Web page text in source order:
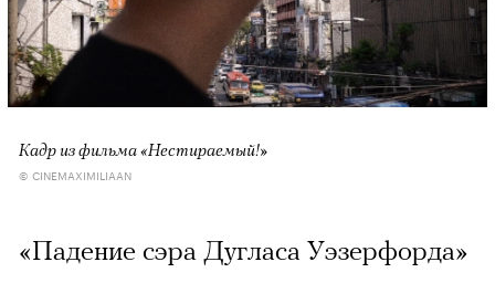
Кадр из фильма «Нестираемый!»
© CINEMAXIMILIAAN
«Падение сэра Дугласа Уэзерфорда»